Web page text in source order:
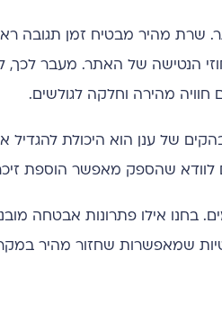
הנטישה של האתר. מעבר
מהירה וחלקה לגולשים.
של ענן הוא היכולת
לוודא שהספק מאפשר הוספת
בחנו אילו פתרונות אבטחה